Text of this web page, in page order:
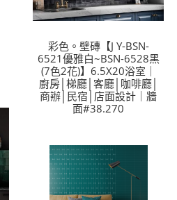
彩色。壁磚【J Y-BSN-
6521優雅白~BSN-6528黑
(7色2花)】6.5X20浴室｜
廚房│梯廳│客廳│咖啡廳│
商辦│民宿│店面設計｜牆
面#38.270